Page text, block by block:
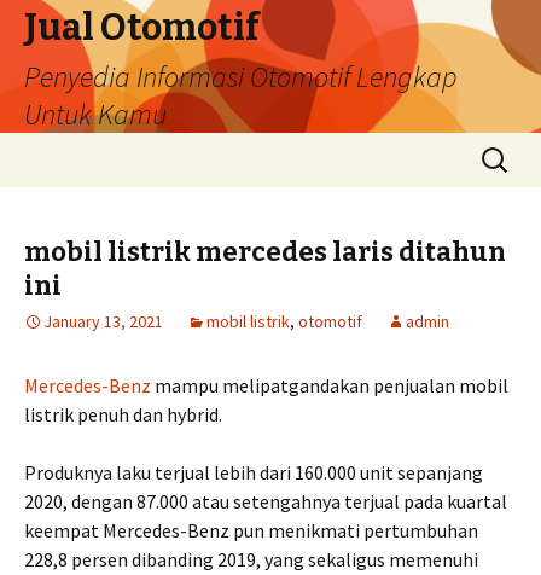
Jual Otomotif
Penyedia Informasi Otomotif Lengkap
Untuk Kamu
Search
for:
mobil listrik mercedes laris ditahun
ini
January 13, 2021 mobil listrik, otomotif admin
Mercedes-Benz mampu melipatgandakan penjualan mobil
listrik penuh dan hybrid.
Produknya laku terjual lebih dari 160.000 unit sepanjang
2020, dengan 87.000 atau setengahnya terjual pada kuartal
keempat Mercedes-Benz pun menikmati pertumbuhan
228,8 persen dibanding 2019, yang sekaligus memenuhi